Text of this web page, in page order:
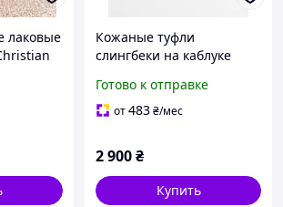
лаковые
10
Кожаные туфли
слингбеки на каблуке
Готово к отправке
от483₴/мес
2 900₴
Купить